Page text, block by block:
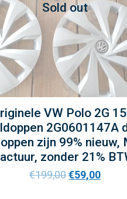
Sold out
VW Polo 2G
2G0601147A
zijn 99% nieuw,
zonder 21%
€199,00€59,00